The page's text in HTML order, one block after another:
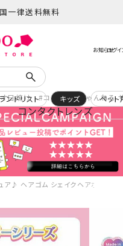
一律送料無料
日焼け コスメヲタちゃんねる
コンタクトレンズ
ンドリスト キッズ ペッ
ュア♪ ヘアゴム シェイクヘアポニ